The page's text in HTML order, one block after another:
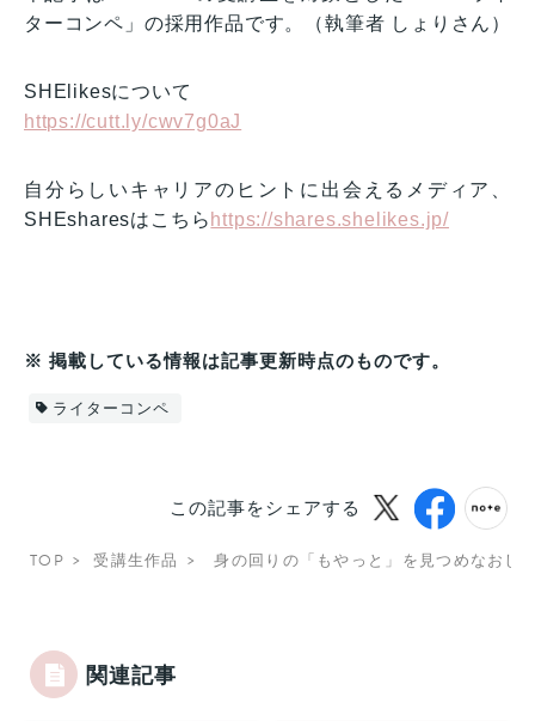
ターコンペ」の採用作品です。（執筆者 しょりさん）
SHElikesについて
https://cutt.ly/cwv7g0aJ
自分らしいキャリアのヒントに出会えるメディア、
SHEsharesはこちら https://shares.shelikes.jp/
※ 掲載している情報は記事更新時点のものです。
ライターコンペ
この記事をシェアする
TOP 受講生作品 身の回りの「もやっと」を見つめなおし
関連記事